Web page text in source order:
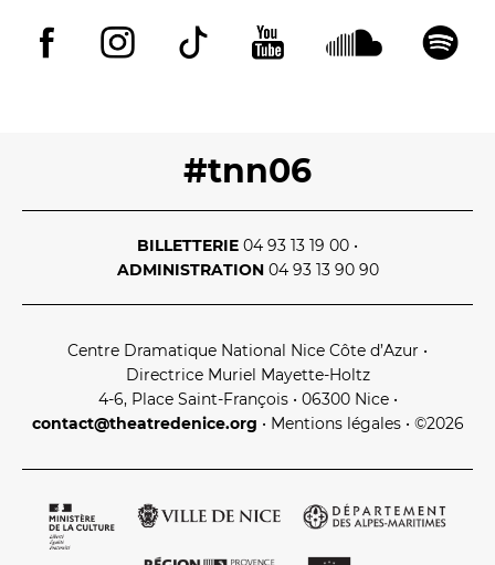
#tnn06
BILLETTERIE 04 93 13 19 00 •
ADMINISTRATION 04 93 13 90 90
Centre Dramatique National Nice Côte d’Azur •
Directrice Muriel Mayette‑Holtz
4‑6, Place Saint‑François • 06300 Nice •
contact@theatredenice.org • Mentions légales• ©2026